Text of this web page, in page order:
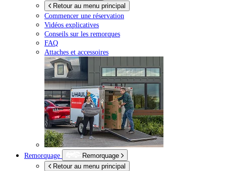
Retour au menu principal
Commencer une réservation
Vidéos explicatives
Conseils sur les remorques
FAQ
Attaches et accessoires
Remorquage
Remorquage
Retour au menu principal